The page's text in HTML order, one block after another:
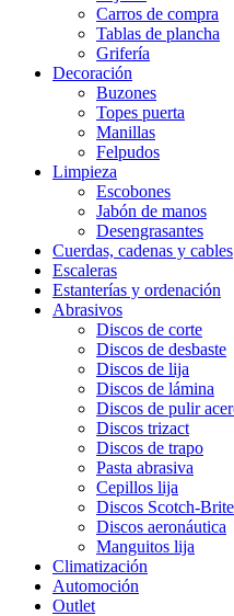
Carros de compra
Tablas de plancha
Grifería
Decoración
Buzones
Topes puerta
Manillas
Felpudos
Limpieza
Escobones
Jabón de manos
Desengrasantes
Cuerdas, cadenas y cables
Escaleras
Estanterías y ordenación
Abrasivos
Discos de corte
Discos de desbaste
Discos de lija
Discos de lámina
Discos de pulir
Discos trizact
Discos de trapo
Pasta abrasiva
Cepillos lija
Discos Scotch-Brite
Discos aeronáutica
Manguitos lija
Climatización
Automoción
Outlet